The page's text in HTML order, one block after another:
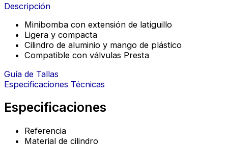
Descripción
Minibomba con extensión de latiguillo
Ligera y compacta
Cilindro de aluminio y mango de plástico
Compatible con válvulas Presta
Guía de Tallas
Especificaciones Técnicas
Especificaciones
Referencia
Material de cilindro